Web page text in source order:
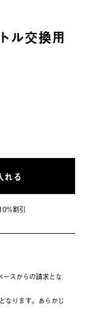
ル交換用
れる
割引
スからの請求とな
なります。あらかじ